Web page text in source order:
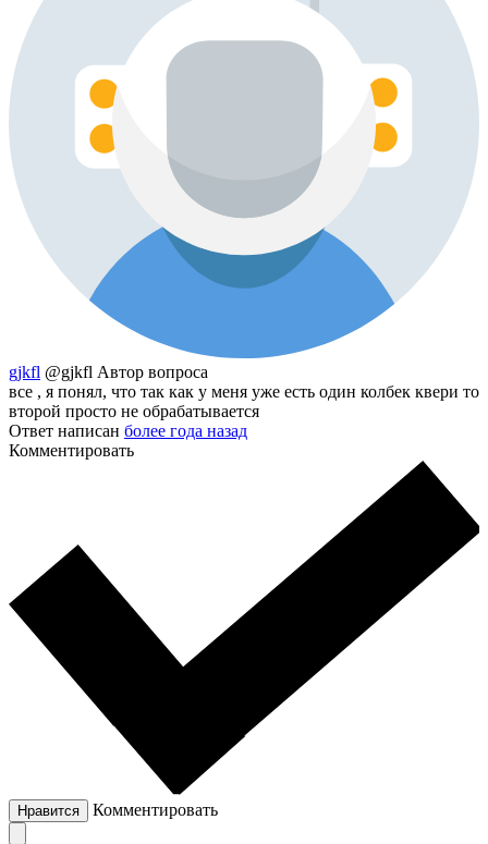
gjkfl @gjkfl Автор вопроса
все , я понял, что так как у меня уже есть один колбек квери то
второй просто не обрабатывается
Ответ написан более года назад
Комментировать
Нравится Комментировать